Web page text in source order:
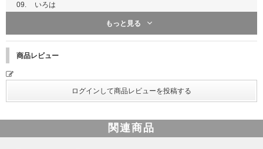
09. いろは
Disc2
フォークで恋して
スモーキンレイニーブルー
もっと見る
商品レビュー
関連商品